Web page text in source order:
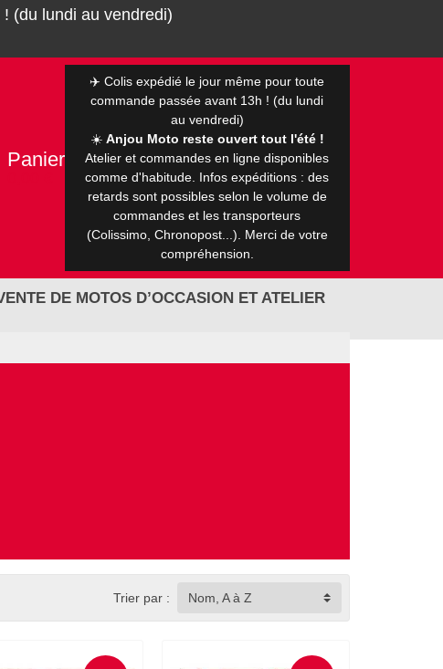
(du lundi au vendredi)
Panier
✈️ Colis expédié le jour même pour toute
commande passée avant 13h ! (du lundi
au vendredi)
☀️ Anjou Moto reste ouvert tout l'été !
Atelier et commandes en ligne disponibles
comme d'habitude. Infos expéditions : des
retards sont possibles selon le volume de
commandes et les transporteurs
(Colissimo, Chronopost...). Merci de votre
compréhension.
DE MOTOS D’OCCASION ET ATELIER
Trier par : Nom, A à Z